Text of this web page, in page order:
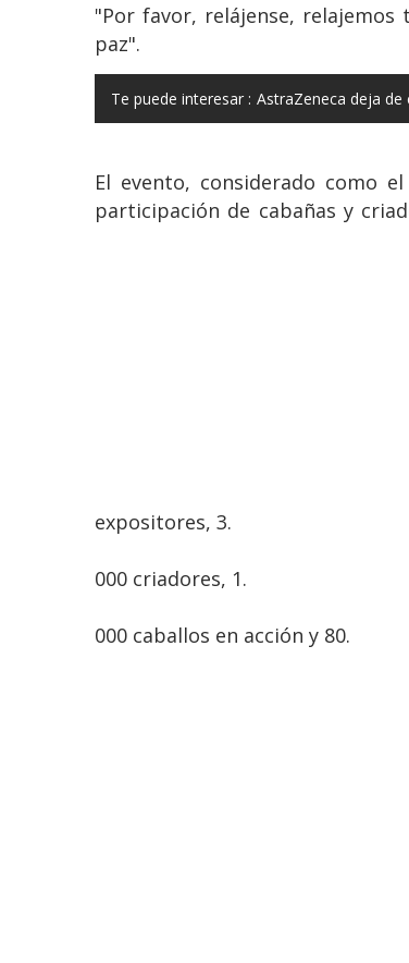
"Por favor, relájense,
paz".
Te puede interesar : AstraZeneca deja de
El evento, considerado como
participación de cabañas y
expositores, 3.
000 criadores, 1.
000 caballos en acción y 80.